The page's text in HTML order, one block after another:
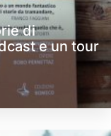
di
e un tour